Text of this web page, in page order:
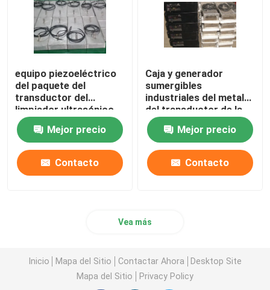
equipo piezoeléctrico
del paquete del
transductor del
limpiador ultrasónico
sumergible 2kw
Mejor precio
Contacto
Caja y generador
sumergibles
industriales del metal
del transductor de la
limpieza ultrasónica
Mejor precio
Contacto
Vea más
Inicio Mapa del Sitio Contactar Ahora
Desktop Site
Mapa del Sitio
Privacy Policy